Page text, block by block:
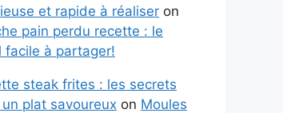
et rapide à réaliser on
pain perdu recette : le
facile à partager!
steak frites : les secrets
plat savoureux on Moules